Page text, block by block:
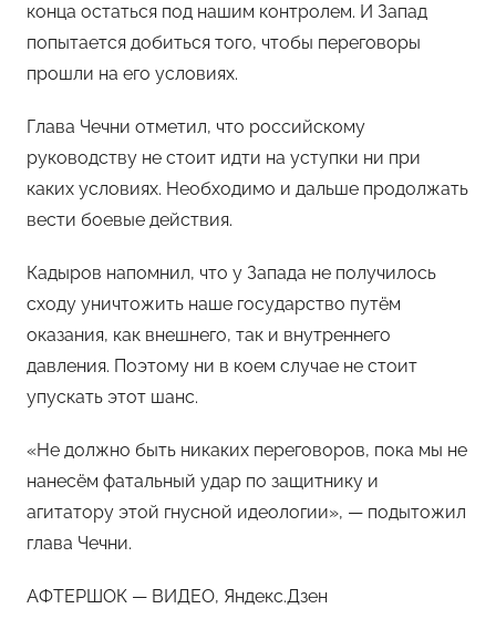
конца остаться под нашим контролем. И Запад
попытается добиться того, чтобы переговоры
прошли на его условиях.
Глава Чечни отметил, что российскому
руководству не стоит идти на уступки ни при
каких условиях. Необходимо и дальше продолжать
вести боевые действия.
Кадыров напомнил, что у Запада не получилось
сходу уничтожить наше государство путём
оказания, как внешнего, так и внутреннего
давления. Поэтому ни в коем случае не стоит
упускать этот шанс.
«Не должно быть никаких переговоров, пока мы не
нанесём фатальный удар по защитнику и
агитатору этой гнусной идеологии», — подытожил
глава Чечни.
АФТЕРШОК — ВИДЕО, Яндекс.Дзен